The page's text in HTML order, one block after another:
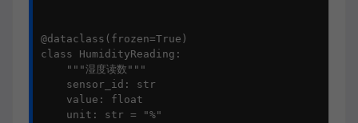
@dataclass(frozen=True)
class HumidityReading:
    """湿度读数"""
    sensor_id: str
    value: float
    unit: str = "%"